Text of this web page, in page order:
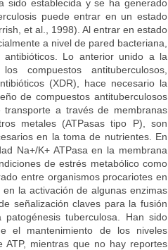
sido establecida y se ha generado
puede entrar en un estado
et al., 1998). Al entrar en estado
a nivel de pared bacteriana,
Lo anterior unido a la
compuestos antituberculosos,
(XDR), hace necesario la
de compuestos antituberculosos
a través de membranas
metales (ATPasas tipo P), son
en la toma de nutrientes. En
Na+/K+ ATPasa en la membrana
de estrés metabólico como
entre organismos procariotes en
la activación de algunas enzimas
señalización claves para la fusión
tuberculosa. Han sido
el mantenimiento de los niveles
mientras que no hay reportes